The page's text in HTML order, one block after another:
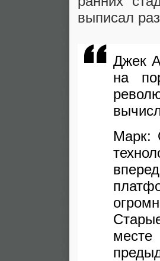
выписал
Джек
на
Марк: